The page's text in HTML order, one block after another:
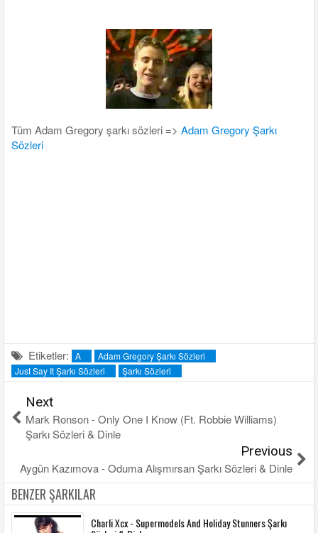
Tüm Adam Gregory şarkı sözleri => Adam Gregory Şarkı
Sözleri
Etiketler: A
Adam Gregory Şarkı Sözleri
Just Say It Şarkı Sözleri
Şarkı Sözleri
Next
Mark Ronson - Only One I Know (Ft. Robbie Williams)
Şarkı Sözleri & Dinle
Previous
Aygün Kazımova - Oduma Alışmırsan Şarkı Sözleri & Dinle
BENZER ŞARKILAR
Charli Xcx - Supermodels And Holiday Stunners Şarkı